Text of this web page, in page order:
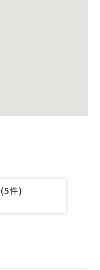
(5件)